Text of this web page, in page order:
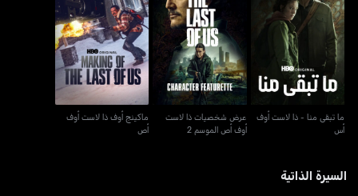
ما تبقى منا - ذا لاست أوف
أس
ما تبقى منا - ذا لاست أوف
أس
عرض شخصيات ذا لاست
أوف أص الموسم 2
عرض شخصيات ذا لاست
أوف أص الموسم 2
ماكينج أوف ذا لاست أوف
أص
ماكينج أوف ذا لاست أوف
أص
السيرة الذاتية